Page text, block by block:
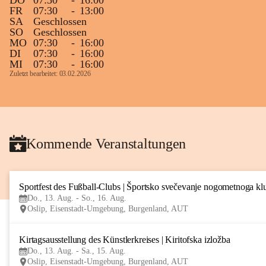
FR
07:30 - 13:00
SA
Geschlossen
SO
Geschlossen
MO 07:30 - 16:00
DI
07:30 - 16:00
MI
07:30 - 16:00
Zuletzt bearbeitet: 03.02.2026
Kommende Veranstaltungen
Sportfest des Fußball-Clubs | Športsko svečevanje nogometnoga
Do., 13. Aug. - So., 16. Aug.
Oslip, Eisenstadt-Umgebung, Burgenland, AUT
Kirtagsausstellung des Künstlerkreises | Kiritofska izložba
Do., 13. Aug. - Sa., 15. Aug.
Oslip, Eisenstadt-Umgebung, Burgenland, AUT